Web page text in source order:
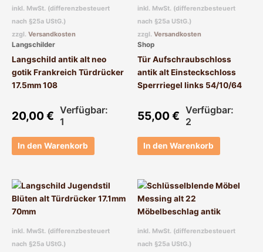
inkl. MwSt. (differenzbesteuert
nach §25a UStG.)
zzgl. Versandkosten
Langschilder
Langschild antik alt neo
gotik Frankreich Türdrücker
17.5mm 108
20,00€ Verfügbar:
1
In den Warenkorb
inkl. MwSt. (differenzbesteuert
nach §25a UStG.)
zzgl. Versandkosten
Shop
Tür Aufschraubschloss
antik alt Einsteckschloss
Sperrriegel links 54/10/64
55,00€ Verfügbar:
2
In den Warenkorb
inkl. MwSt. (differenzbesteuert
nach §25a UStG.)
inkl. MwSt. (differenzbesteuert
nach §25a UStG.)